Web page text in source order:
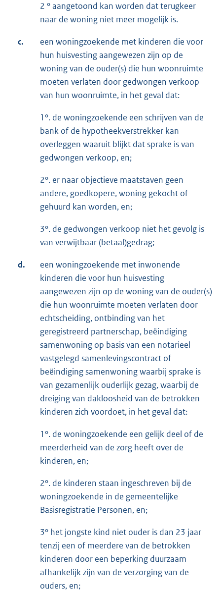
2 ° aangetoond kan worden dat terugkeer
naar de woning niet meer mogelijk is.
c.
een woningzoekende met kinderen die voor
hun huisvesting aangewezen zijn op de
woning van de ouder(s) die hun woonruimte
moeten verlaten door gedwongen verkoop
van hun woonruimte, in het geval dat:
1°. de woningzoekende een schrijven van de
bank of de hypotheekverstrekker kan
overleggen waaruit blijkt dat sprake is van
gedwongen verkoop, en;
2°. er naar objectieve maatstaven geen
andere, goedkopere, woning gekocht of
gehuurd kan worden, en;
3°. de gedwongen verkoop niet het gevolg is
van verwijtbaar (betaal)gedrag;
d.
een woningzoekende met inwonende
kinderen die voor hun huisvesting
aangewezen zijn op de woning van de ouder(s)
die hun woonruimte moeten verlaten door
echtscheiding, ontbinding van het
geregistreerd partnerschap, beëindiging
samenwoning op basis van een notarieel
vastgelegd samenlevingscontract of
beëindiging samenwoning waarbij sprake is
van gezamenlijk ouderlijk gezag, waarbij de
dreiging van dakloosheid van de betrokken
kinderen zich voordoet, in het geval dat:
1°. de woningzoekende een gelijk deel of de
meerderheid van de zorg heeft over de
kinderen, en;
2°. de kinderen staan ingeschreven bij de
woningzoekende in de gemeentelijke
Basisregistratie Personen, en;
3° het jongste kind niet ouder is dan 23 jaar
tenzij een of meerdere van de betrokken
kinderen door een beperking duurzaam
afhankelijk zijn van de verzorging van de
ouders, en;